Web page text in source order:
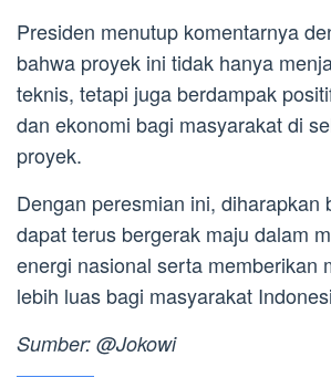
Presiden menutup komentarnya
bahwa proyek ini tidak hanya
teknis, tetapi juga berdampak
dan ekonomi bagi masyarakat di
proyek.
Dengan peresmian ini, diharapkan
dapat terus bergerak maju dalam
energi nasional serta memberikan
lebih luas bagi masyarakat
Sumber: @Jokowi